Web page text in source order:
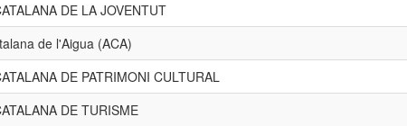
DE LA JOVENTUT
de l'Aigua (ACA)
DE PATRIMONI CULTURAL
DE TURISME